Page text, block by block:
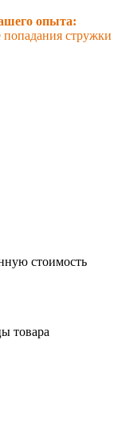
опыта:
попадания стружки
стоимость
товара